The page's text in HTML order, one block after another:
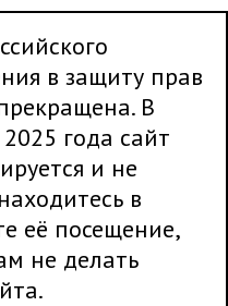
в защиту прав
В
года сайт
и не
в
её посещение,
не делать